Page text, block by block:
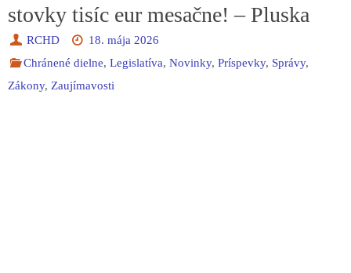
stovky tisíc eur mesačne! – Pluska
RCHD
18. mája 2026
Chránené dielne,Legislatíva,Novinky,Príspevky, Správy,
Zákony, Zaujímavosti